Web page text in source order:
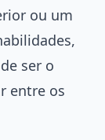
ou um
ser o
entre os